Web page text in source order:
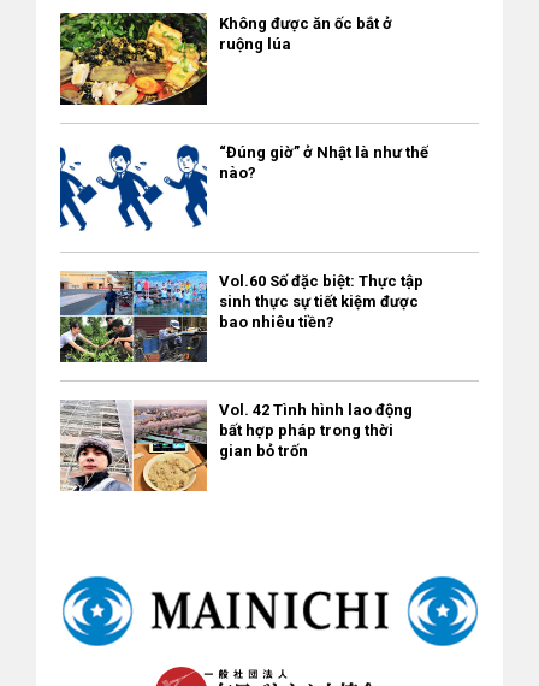
Không được ăn ốc bắt ở
ruộng lúa
“Đúng giờ” ở Nhật là như thế
nào?
Vol.60 Số đặc biệt: Thực tập
sinh thực sự tiết kiệm được
bao nhiêu tiền?
Vol. 42 Tình hình lao động
bất hợp pháp trong thời
gian bỏ trốn